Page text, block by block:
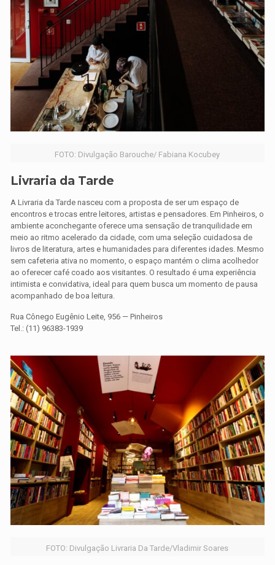
FOTO: Divulgação Barouche/ Fabiana Kocubey
Livraria da Tarde
A Livraria da Tarde nasceu com a proposta de ser um espaço de
encontros e trocas entre leitores, artistas e pensadores. Em Pinheiros, o
ambiente aconchegante oferece uma sensação de tranquilidade em
meio ao ritmo acelerado da cidade, com uma seleção cuidadosa de
livros de literatura, artes e humanidades para diferentes idades. Mesmo
sem cafeteria ativa no momento, o espaço mantém o clima acolhedor
ao oferecer café coado aos visitantes. O resultado é uma experiência
intimista e convidativa, ideal para quem busca um momento de pausa
acompanhado de boa leitura.
Rua Cônego Eugênio Leite, 956 — Pinheiros
Tel.: (11) 96383-1939
FOTO: Divulgação Livraria Da Tarde/Vladimir Soares